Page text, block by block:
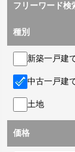
フリーワード検
種別
新築一戸建
中古一戸建
土地
価格